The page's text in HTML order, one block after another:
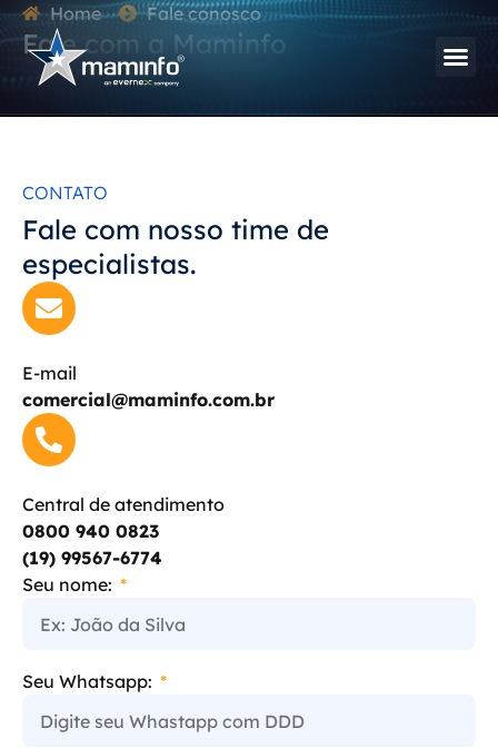
Home Fale conosco
Fale com a Maminfo
CONTATO
Fale com nosso time de
especialistas.
E-mail
comercial@maminfo.com.br
Central de atendimento
0800 940 0823
(19) 99567-6774
Seu nome:
Seu Whatsapp: